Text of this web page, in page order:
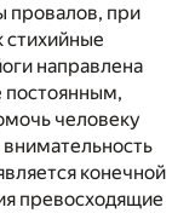
провалов, при
стихийные
направлена
постоянным,
человеку
конечной
превосходящие